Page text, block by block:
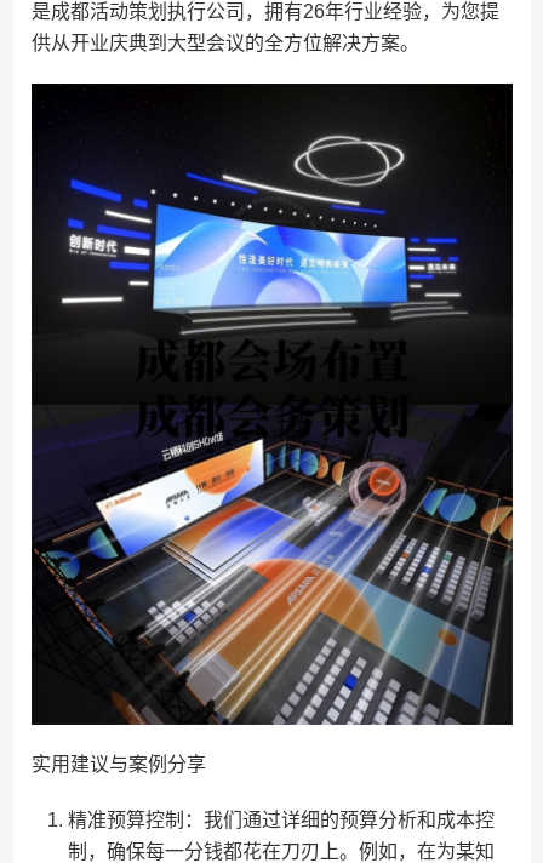
是成都活动策划执行公司，拥有26年行业经验，为您提
供从开业庆典到大型会议的全方位解决方案。
实用建议与案例分享
精准预算控制：我们通过详细的预算分析和成本控
制，确保每一分钱都花在刀刃上。例如，在为某知